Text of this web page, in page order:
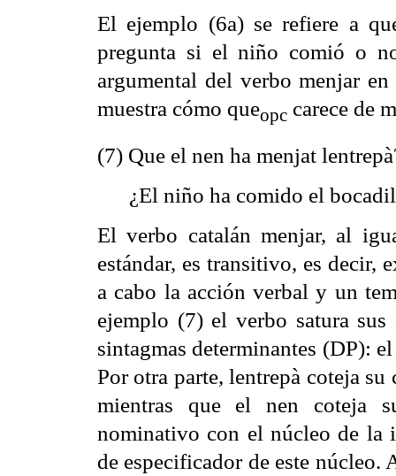
El ejemplo (6a) se refiere a
pregunta si el niño comió o
argumental del verbo menjar
muestra cómo queopc carece de
(7) Que el nen ha menjat
¿El niño ha comido el
El verbo catalán menjar, al
estándar, es transitivo, es decir,
a cabo la acción verbal y un
ejemplo (7) el verbo satura
sintagmas determinantes (DP):
Por otra parte, lentrepà coteja
mientras que el nen coteja
nominativo con el núcleo de la
de especificador de este núcleo.